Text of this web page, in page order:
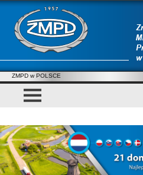
ZMPD w POLSCE